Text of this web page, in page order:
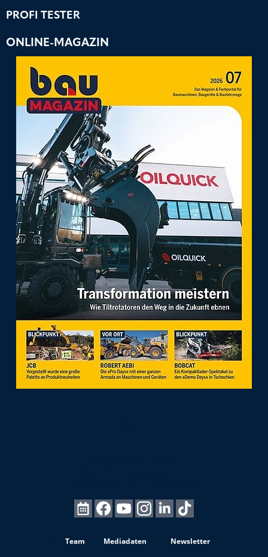
PROFI TESTER
ONLINE-MAGAZIN
Team Mediadaten
Newsletter